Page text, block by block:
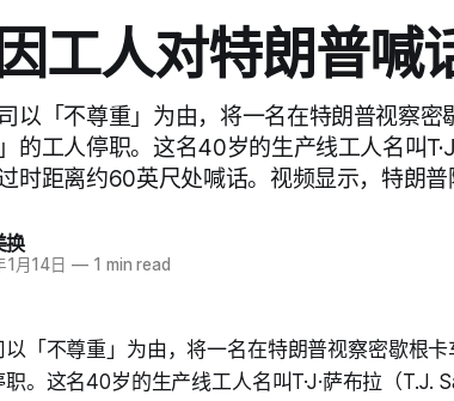
工人对特朗普喊
以「不尊重」为由，将一名在特朗普视察密
的工人停职。这名40岁的生产线工人名叫
时距离约60英尺处喊话。视频显示，特朗普
换
1月14日 — 1 min read
「不尊重」为由，将一名在特朗普视察密歇根
。这名40岁的生产线工人名叫T·J·萨布拉（T.J.